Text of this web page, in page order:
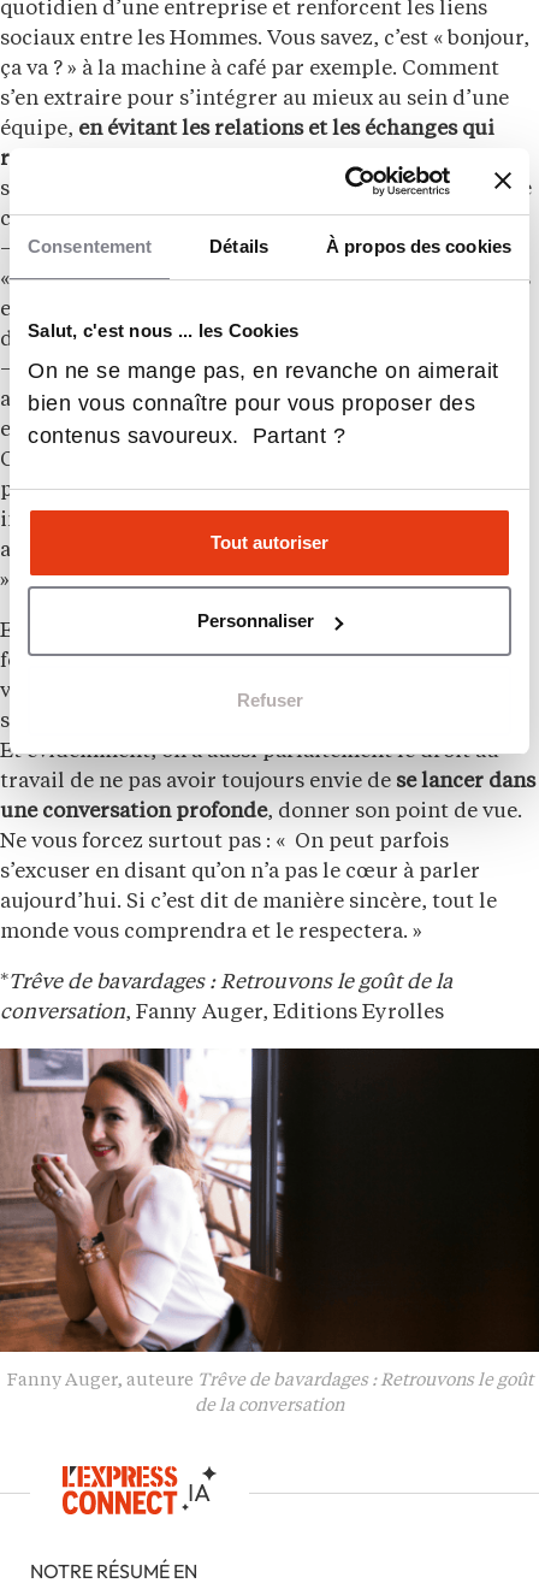
Consentement Détails À propos des cookies
Salut, c'est nous ... les Cookies
On ne se mange pas, en revanche on aimerait
bien vous connaître pour vous proposer des
contenus savoureux. Partant ?
Tout autoriser
Personnaliser
Refuser
quotidien d’une entreprise et renforcent les liens
sociaux entre les Hommes. Vous savez, c’est « bonjour,
ça va ? » à la machine à café par exemple. Comment
s’en extraire pour s’intégrer au mieux au sein d’une
équipe, en évitant les relations et les échanges qui
restent en surface
série de questions qui engagent vraiment les sujets de
conversation :
– « Qu’est ce que vous faites » peut être remplacé par :
« Quels aspects de votre travail appréciez-vous le plus
et pourquoi ? » ou « Qu’est-ce qui vous donne le plus
de satisfaction au travail ? »
– « D’où venez-vous ? » peut être remplacé par : « Où
avez-vous vécu et voyagé ? » ou « Quelle était votre
expérience préférée et pourquoi ? »
Ou d’autres questions ouvertes : « Quel est votre
prochain grand challenge ? », « Qu’est-ce qui vous
inspire en ce moment ? », « Quelle est la chose la plus
audacieuse que vous ayez faite durant votre carrière ?
».
Enfin, Fanny Auger nous rappelle quelques
fondamentaux : « Vous pouvez jouer avec le
vocabulaire, moduler votre ton, introduire un
sourire. »
Et évidemment, on a aussi parfaitement le droit au
travail de ne pas avoir toujours envie de se lancer dans
une conversation profonde, donner son point de vue.
Ne vous forcez surtout pas : « On peut parfois
s’excuser en disant qu’on n’a pas le cœur à parler
aujourd’hui. Si c’est dit de manière sincère, tout le
monde vous comprendra et le respectera. »
*Trêve de bavardages : Retrouvons le goût de la
conversation, Fanny Auger, Editions Eyrolles
Fanny Auger, auteure Trêve de bavardages : Retrouvons le goût
de la conversation
NOTRE RÉSUMÉ EN